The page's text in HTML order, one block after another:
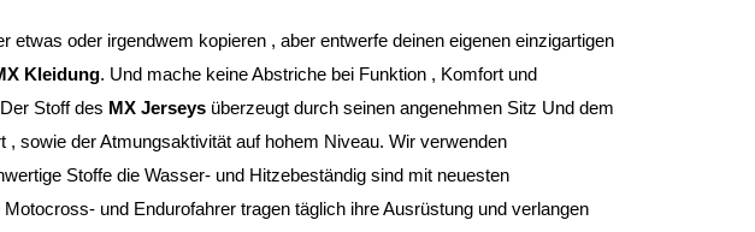
Kleidung. Und mache keine Abstriche bei Funktion , Komfort und
Stoff des MX Jerseys überzeugt durch seinen angenehmen Sitz Und dem
, sowie der Atmungsaktivität auf hohem Niveau. Wir verwenden
Stoffe die Wasser- und Hitzebeständig sind mit neuesten
Motocross- und Endurofahrer tragen täglich ihre Ausrüstung und verlangen